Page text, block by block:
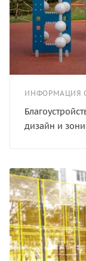
дизайн и